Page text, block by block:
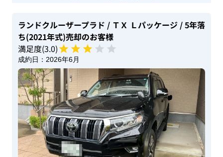
ランドクルーザープラド / ＴＸ Ｌパッケージ / 5年落
ち(2021年式)売却のお客様
満足度(3.0)
成約日： 2026年6月